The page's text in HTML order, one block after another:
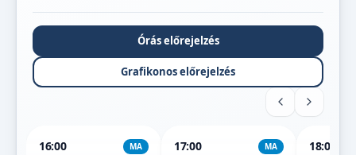
Órás előrejelzés
Grafikonos előrejelzés
16:00 MA 17:00 MA 18:00